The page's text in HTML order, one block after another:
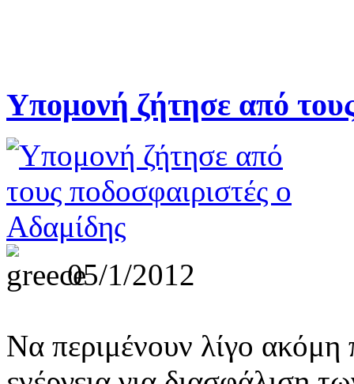
Υπομονή ζήτησε από
05/1/2012
Να περιμένουν λίγο